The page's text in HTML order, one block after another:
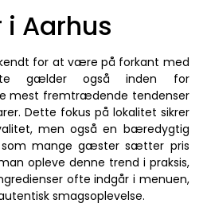
i Aarhus
for at være på forkant med
gælder også inden for
mest fremtrædende tendenser
Dette fokus på lokalitet sikrer
men også en bæredygtig
som mange gæster sætter pris
opleve denne trend i praksis,
ofte indgår i menuen,
smagsoplevelse.